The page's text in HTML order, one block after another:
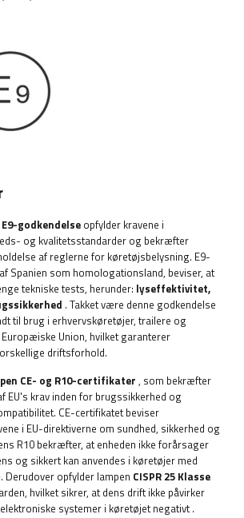
E9-godkendelse opfylder kravene i
og kvalitetsstandarder og bekræfter
af reglerne for køretøjsbelysning. E9-
Spanien som homologationsland, beviser, at
tekniske tests, herunder: lyseffektivitet,
. Takket være denne godkendelse
til brug i erhvervskøretøjer, trailere og
Union, hvilket garanterer
driftsforhold.
CE- og R10-certifikater , som bekræfter
EU's krav inden for brugssikkerhed og
CE-certifikatet beviser
i EU-direktiverne om sundhed, sikkerhed og
R10 bekræfter, at enheden ikke forårsager
og sikkert kan anvendes i køretøjer med
Derudover opfylder lampen CISPR 25 Klasse
hvilket sikrer, at dens drift ikke påvirker
systemer i køretøjet negativt.